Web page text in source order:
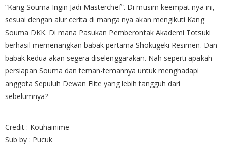
“Kang Souma Ingin Jadi Masterchef”. Di musim keempat nya ini,
sesuai dengan alur cerita di manga nya akan mengikuti Kang
Souma DKK. Di mana Pasukan Pemberontak Akademi Totsuki
berhasil memenangkan babak pertama Shokugeki Resimen. Dan
babak kedua akan segera diselenggarakan. Nah seperti apakah
persiapan Souma dan teman-temannya untuk menghadapi
anggota Sepuluh Dewan Elite yang lebih tangguh dari
sebelumnya?
Credit : Kouhainime
Sub by : Pucuk